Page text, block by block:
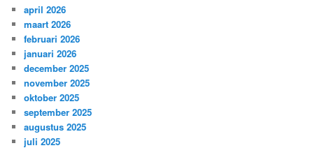
april 2026
maart 2026
februari 2026
januari 2026
december 2025
november 2025
oktober 2025
september 2025
augustus 2025
juli 2025